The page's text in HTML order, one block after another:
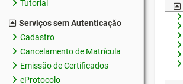
Tutorial
Serviços sem Autenticação
Cadastro
Cancelamento de Matrícula
Emissão de Certificados
eProtocolo